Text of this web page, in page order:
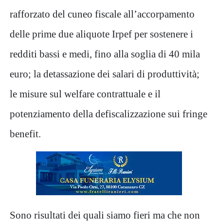
rafforzato del cuneo fiscale all’accorpamento
delle prime due aliquote Irpef per sostenere i
redditi bassi e medi, fino alla soglia di 40 mila
euro; la detassazione dei salari di produttività;
le misure sul welfare contrattuale e il
potenziamento della defiscalizzazione sui fringe
benefit.
Sono risultati dei quali siamo fieri ma che non